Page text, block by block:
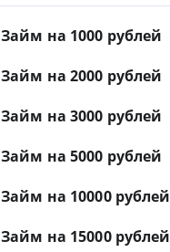
Займ на 1000 рублей
Займ на 2000 рублей
Займ на 3000 рублей
Займ на 5000 рублей
Займ на 10000 рублей
Займ на 15000 рублей